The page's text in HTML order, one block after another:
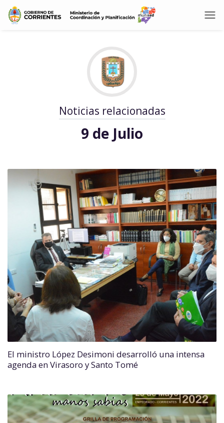
Noticias relacionadas
9 de Julio
El ministro López Desimoni desarrolló una intensa
agenda en Virasoro y Santo Tomé